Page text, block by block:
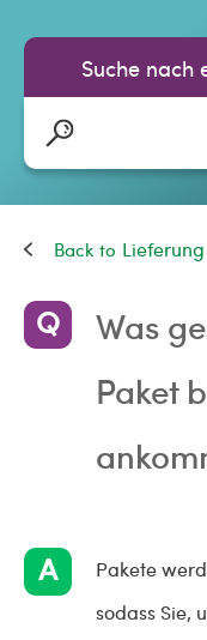
Suche nach
Lieferung
Was
Paket
Pakete
sodass Sie,